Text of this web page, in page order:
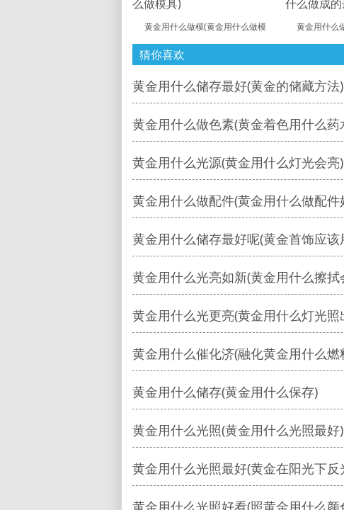
黄金用什么做模(黄金用什么做模 黄金用什么
猜你喜欢
黄金用什么储存最好(黄金的储藏方法)
黄金用什么做色素(黄金着色用什么药
黄金用什么光源(黄金用什么灯光会亮)
黄金用什么做配件(黄金用什么做配件
黄金用什么储存最好呢(黄金首饰应该
黄金用什么光亮如新(黄金用什么擦拭
黄金用什么光更亮(黄金用什么灯光照
黄金用什么催化济(融化黄金用什么燃
黄金用什么储存(黄金用什么保存)
黄金用什么光照(黄金用什么光照最好)
黄金用什么光照最好(黄金在阳光下反
黄金用什么光照好看(照黄金用什么颜